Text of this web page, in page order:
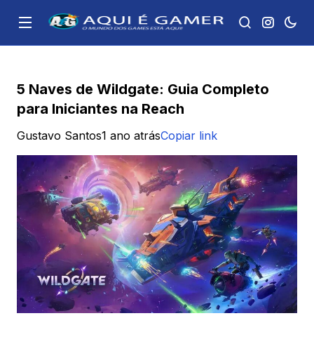
5 Naves de Wildgate: Guia Completo
para Iniciantes na Reach
Gustavo Santos1 ano atrásCopiar link